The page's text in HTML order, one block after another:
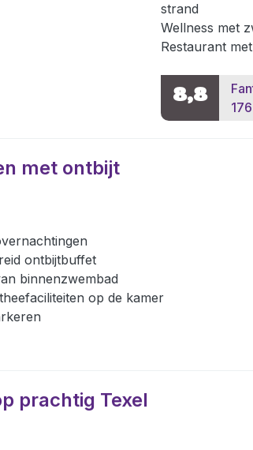
strand
Wellness met
Restaurant
8,8
met ontbijt
ontbijtbuffet
binnenzwembad
op de kamer
prachtig Texel